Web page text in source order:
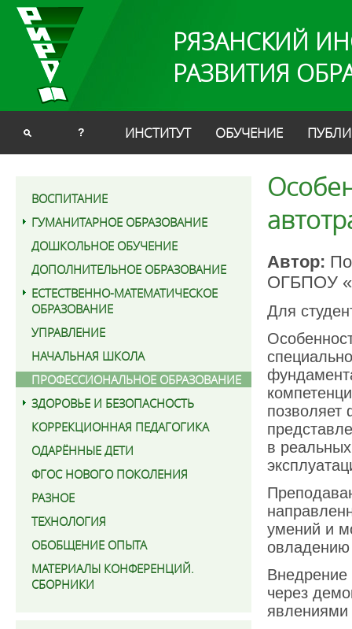
РЯЗАНСКИЙ
РАЗВИТИЯ
? ИНСТИТУТ ОБУЧЕНИЕ
ВОСПИТАНИЕ
ГУМАНИТАРНОЕ ОБРАЗОВАНИЕ
ДОШКОЛЬНОЕ ОБУЧЕНИЕ
ДОПОЛНИТЕЛЬНОЕ ОБРАЗОВАНИЕ
ЕСТЕСТВЕННО-МАТЕМАТИЧЕСКОЕ
ОБРАЗОВАНИЕ
УПРАВЛЕНИЕ
НАЧАЛЬНАЯ ШКОЛА
ПРОФЕССИОНАЛЬНОЕ ОБРАЗОВАНИЕ
ЗДОРОВЬЕ И БЕЗОПАСНОСТЬ
КОРРЕКЦИОННАЯ ПЕДАГОГИКА
ОДАРЁННЫЕ ДЕТИ
ФГОС НОВОГО ПОКОЛЕНИЯ
РАЗНОЕ
ТЕХНОЛОГИЯ
ОБОБЩЕНИЕ ОПЫТА
МАТЕРИАЛЫ КОНФЕРЕНЦИЙ.
СБОРНИКИ
Автор:
ОГБПОУ
Для
позволяет
в
умений и
Внедрение
через
явлениями